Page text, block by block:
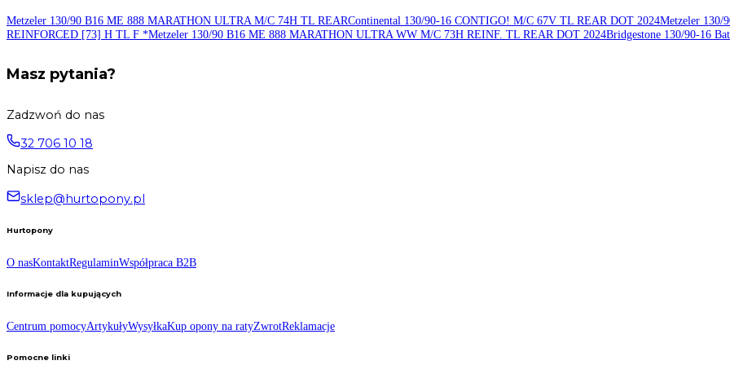
Indeks ładowności:
73 - 365 kg
Typ (TT/TL):
Stan:
Informacja o produkcie
Opony Mitas w rozmiarze 130/90-16, należą do klasy średniej opon motocyklowych. Na oponach Mitas 130/90B16 (MT90B16)CUST
Zobacz także:
REINFORCED [73] H TL F *Metzeler 130/90 B16 ME 888 MARATHON ULTRA WW M/C 73H REINF. TL REAR DOT